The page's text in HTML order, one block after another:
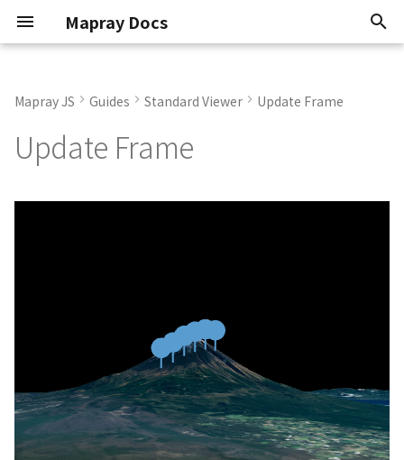
Mapray Docs
初Known Issues
maprayui
Camera Control
Coordinate System
PinEntity
ModelEntity
Building
3D Dataset
Sun
Pole
KFLinearCurve
EasyBindingBlock Objects
Pointcloud
Current
Heightmap
Imagery
Getting Started
Limitations
Cloud API Reference
Mapray JS Guides Standard Viewer Update Frame
Update Frame